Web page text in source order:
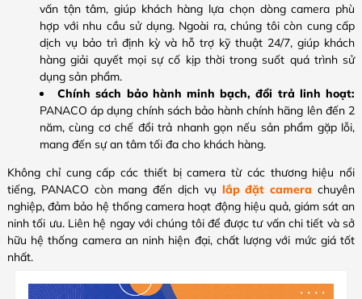
vấn tận tâm, giúp khách hàng lựa chọn dòng camera phù
hợp với nhu cầu sử dụng. Ngoài ra, chúng tôi còn cung cấp
dịch vụ bảo trì định kỳ và hỗ trợ kỹ thuật 24/7, giúp khách
hàng giải quyết mọi sự cố kịp thời trong suốt quá trình sử
dụng sản phẩm.
Chính sách bảo hành minh bạch, đổi trả linh hoạt:
PANACO áp dụng chính sách bảo hành chính hãng lên đến 2
năm, cùng cơ chế đổi trả nhanh gọn nếu sản phẩm gặp lỗi,
mang đến sự an tâm tối đa cho khách hàng.
Không chỉ cung cấp các thiết bị camera từ các thương hiệu nổi
tiếng, PANACO còn mang đến dịch vụ lắp đặt camera chuyên
nghiệp, đảm bảo hệ thống camera hoạt động hiệu quả, giám sát an
ninh tối ưu. Liên hệ ngay với chúng tôi để được tư vấn chi tiết và sở
hữu hệ thống camera an ninh hiện đại, chất lượng với mức giá tốt
nhất.